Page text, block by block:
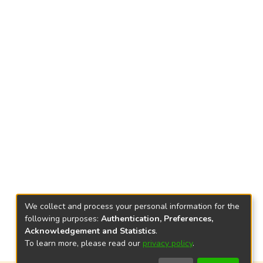
We collect and process your personal information for the
following purposes: Authentication, Preferences,
Acknowledgement and Statistics.
To learn more, please read our privacy policy.